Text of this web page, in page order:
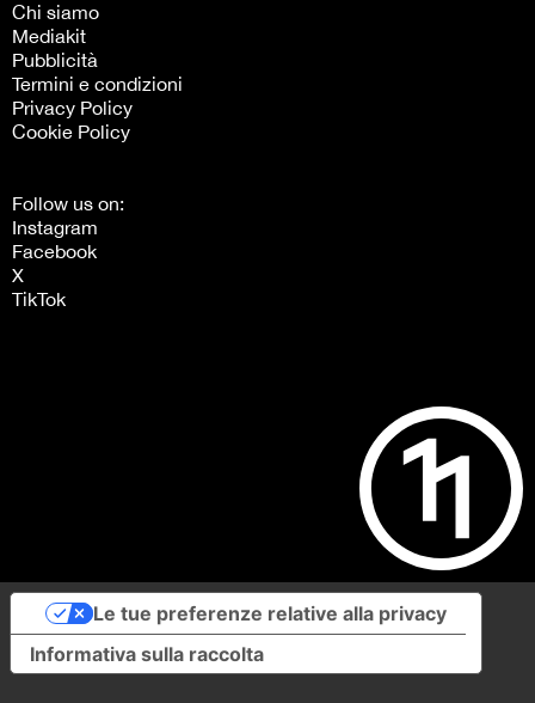
Chi siamo
Mediakit
Pubblicità
Termini e condizioni
Privacy Policy
Cookie Policy
Follow us on:
Instagram
Facebook
X
TikTok
Informativa sulla raccolta
Le tue preferenze relative alla privacy